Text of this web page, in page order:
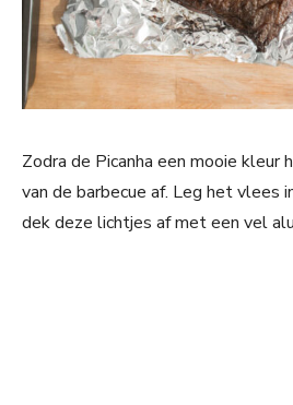
Zodra de Picanha een mooie kleur
van de barbecue af. Leg het vlees
dek deze lichtjes af met een vel